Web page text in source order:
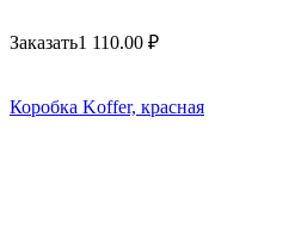
Заказать1 110.00 ₽
Коробка Koffer, красная